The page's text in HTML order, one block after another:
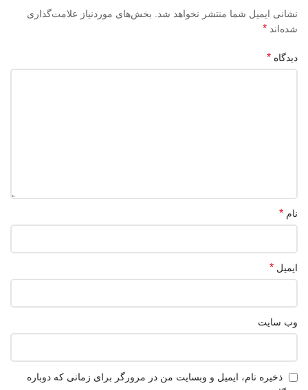
نشانی ایمیل شما منتشر نخواهد شد.
بخش‌های موردنیاز علامت‌گذاری
شده‌اند *
دیدگاه *
نام *
ایمیل *
وب‌ سایت
ذخیره نام، ایمیل و وبسایت من در مرورگر برای زمانی که دوباره